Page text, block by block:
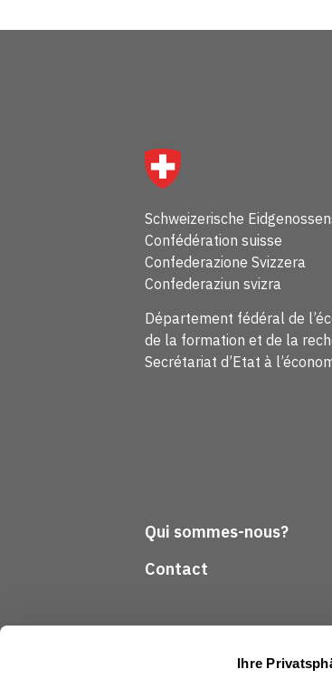
Ihre
Schweizerische
Confédération suisse
Confederazione Svizzera
Confederaziun svizra
Département fédéral de
de la formation et de la
Secrétariat d’Etat à
Qui sommes-nous?
Contact